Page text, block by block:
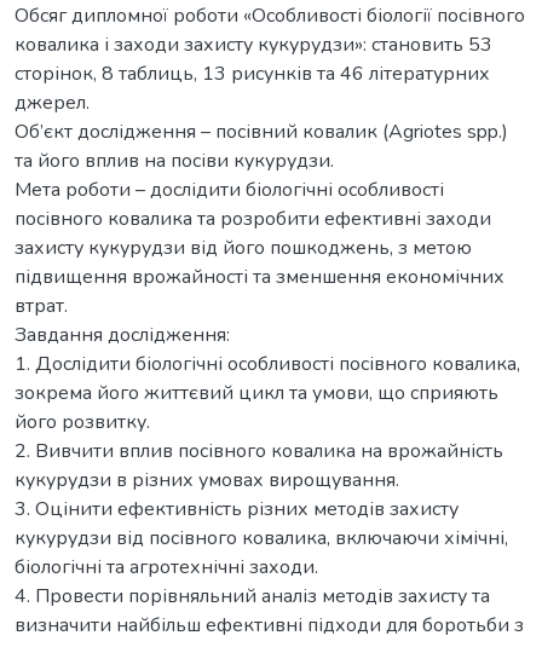
Обсяг дипломної роботи «Особливості біології посівного
ковалика і заходи захисту кукурудзи»: становить 53
сторінок, 8 таблиць, 13 рисунків та 46 літературних
джерел.
Об’єкт дослідження – посівний ковалик (Agriotes spp.)
та його вплив на посіви кукурудзи.
Мета роботи – дослідити біологічні особливості
посівного ковалика та розробити ефективні заходи
захисту кукурудзи від його пошкоджень, з метою
підвищення врожайності та зменшення економічних
втрат.
Завдання дослідження:
1. Дослідити біологічні особливості посівного ковалика,
зокрема його життєвий цикл та умови, що сприяють
його розвитку.
2. Вивчити вплив посівного ковалика на врожайність
кукурудзи в різних умовах вирощування.
3. Оцінити ефективність різних методів захисту
кукурудзи від посівного ковалика, включаючи хімічні,
біологічні та агротехнічні заходи.
4. Провести порівняльний аналіз методів захисту та
визначити найбільш ефективні підходи для боротьби з